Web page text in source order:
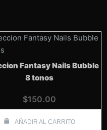
Fantasy Nails Bubble
8 tonos
$150.00
AÑADIR AL CARRITO